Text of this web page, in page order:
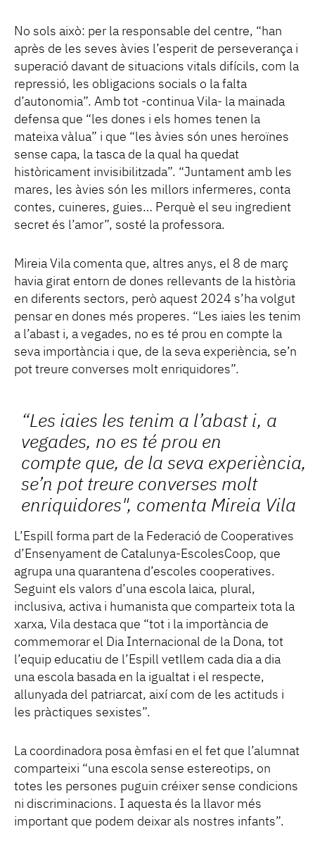
No sols això: per la responsable del centre, “han
après de les seves àvies l’esperit de perseverança i
superació davant de situacions vitals difícils, com la
repressió, les obligacions socials o la falta
d’autonomia”. Amb tot -continua Vila- la mainada
defensa que “les dones i els homes tenen la
mateixa vàlua” i que “les àvies són unes heroïnes
sense capa, la tasca de la qual ha quedat
històricament invisibilitzada”. “Juntament amb les
mares, les àvies són les millors infermeres, conta
contes, cuineres, guies… Perquè el seu ingredient
secret és l’amor”, sosté la professora.
Mireia Vila comenta que, altres anys, el 8 de març
havia girat entorn de dones rellevants de la història
en diferents sectors, però aquest 2024 s’ha volgut
pensar en dones més properes. “Les iaies les tenim
a l’abast i, a vegades, no es té prou en compte la
seva importància i que, de la seva experiència, se’n
pot treure converses molt enriquidores”.
“Les iaies les tenim a l’abast i, a
vegades, no es té prou en
compte que, de la seva experiència,
se’n pot treure converses molt
enriquidores", comenta Mireia Vila
L’Espill forma part de la Federació de Cooperatives
d’Ensenyament de Catalunya-EscolesCoop, que
agrupa una quarantena d’escoles cooperatives.
Seguint els valors d’una escola laica, plural,
inclusiva, activa i humanista que comparteix tota la
xarxa, Vila destaca que “tot i la importància de
commemorar el Dia Internacional de la Dona, tot
l’equip educatiu de l’Espill vetllem cada dia a dia
una escola basada en la igualtat i el respecte,
allunyada del patriarcat, així com de les actituds i
les pràctiques sexistes”.
La coordinadora posa èmfasi en el fet que l’alumnat
comparteixi “una escola sense estereotips, on
totes les persones puguin créixer sense condicions
ni discriminacions. I aquesta és la llavor més
important que podem deixar als nostres infants”.